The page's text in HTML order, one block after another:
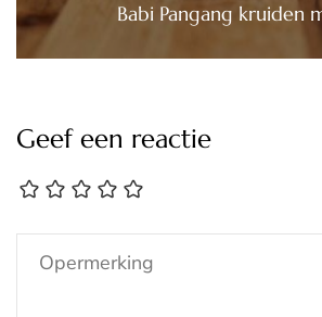
Babi Pangang kruiden
Geef een reactie